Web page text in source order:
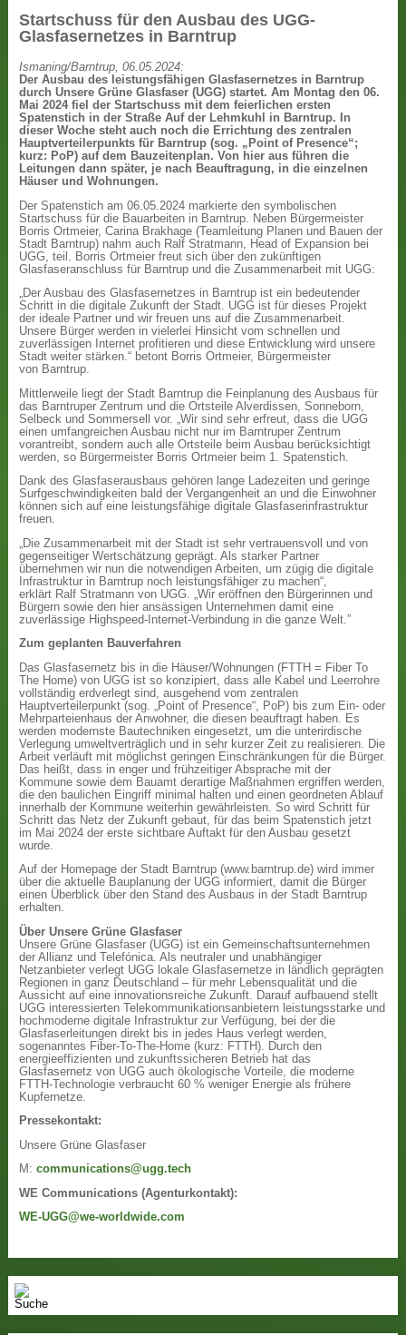
Startschuss für den Ausbau des UGG-
Glasfasernetzes in Barntrup
Ismaning/Barntrup, 06.05.2024:
Der Ausbau des leistungsfähigen Glasfasernetzes in Barntrup
durch Unsere Grüne Glasfaser (UGG) startet. Am Montag den 06.
Mai 2024 fiel der Startschuss mit dem feierlichen ersten
Spatenstich in der Straße Auf der Lehmkuhl in Barntrup. In
dieser Woche steht auch noch die Errichtung des zentralen
Hauptverteilerpunkts für Barntrup (sog. „Point of Presence“;
kurz: PoP) auf dem Bauzeitenplan. Von hier aus führen die
Leitungen dann später, je nach Beauftragung, in die einzelnen
Häuser und Wohnungen.
Der Spatenstich am 06.05.2024 markierte den symbolischen
Startschuss für die Bauarbeiten in Barntrup. Neben Bürgermeister
Borris Ortmeier, Carina Brakhage (Teamleitung Planen und Bauen der
Stadt Barntrup) nahm auch Ralf Stratmann, Head of Expansion bei
UGG, teil. Borris Ortmeier freut sich über den zukünftigen
Glasfaseranschluss für Barntrup und die Zusammenarbeit mit UGG:
„Der Ausbau des Glasfasernetzes in Barntrup ist ein bedeutender
Schritt in die digitale Zukunft der Stadt. UGG ist für dieses Projekt
der ideale Partner und wir freuen uns auf die Zusammenarbeit.
Unsere Bürger werden in vielerlei Hinsicht vom schnellen und
zuverlässigen Internet profitieren und diese Entwicklung wird unsere
Stadt weiter stärken.“ betont Borris Ortmeier, Bürgermeister
von Barntrup.
Mittlerweile liegt der Stadt Barntrup die Feinplanung des Ausbaus für
das Barntruper Zentrum und die Ortsteile Alverdissen, Sonneborn,
Selbeck und Sommersell vor. „Wir sind sehr erfreut, dass die UGG
einen umfangreichen Ausbau nicht nur im Barntruper Zentrum
vorantreibt, sondern auch alle Ortsteile beim Ausbau berücksichtigt
werden, so Bürgermeister Borris Ortmeier beim 1. Spatenstich.
Dank des Glasfaserausbaus gehören lange Ladezeiten und geringe
Surfgeschwindigkeiten bald der Vergangenheit an und die Einwohner
können sich auf eine leistungsfähige digitale Glasfaserinfrastruktur
freuen.
„Die Zusammenarbeit mit der Stadt ist sehr vertrauensvoll und von
gegenseitiger Wertschätzung geprägt. Als starker Partner
übernehmen wir nun die notwendigen Arbeiten, um zügig die digitale
Infrastruktur in Barntrup noch leistungsfähiger zu machen“,
erklärt Ralf Stratmann von UGG. „Wir eröffnen den Bürgerinnen und
Bürgern sowie den hier ansässigen Unternehmen damit eine
zuverlässige Highspeed-Internet-Verbindung in die ganze Welt.”
Zum geplanten Bauverfahren
Das Glasfasernetz bis in die Häuser/Wohnungen (FTTH = Fiber To
The Home) von UGG ist so konzipiert, dass alle Kabel und Leerrohre
vollständig erdverlegt sind, ausgehend vom zentralen
Hauptverteilerpunkt (sog. „Point of Presence“, PoP) bis zum Ein- oder
Mehrparteienhaus der Anwohner, die diesen beauftragt haben. Es
werden modernste Bautechniken eingesetzt, um die unterirdische
Verlegung umweltverträglich und in sehr kurzer Zeit zu realisieren. Die
Arbeit verläuft mit möglichst geringen Einschränkungen für die Bürger.
Das heißt, dass in enger und frühzeitiger Absprache mit der
Kommune sowie dem Bauamt derartige Maßnahmen ergriffen werden,
die den baulichen Eingriff minimal halten und einen geordneten Ablauf
innerhalb der Kommune weiterhin gewährleisten. So wird Schritt für
Schritt das Netz der Zukunft gebaut, für das beim Spatenstich jetzt
im Mai 2024 der erste sichtbare Auftakt für den Ausbau gesetzt
wurde.
Auf der Homepage der Stadt Barntrup (www.barntrup.de) wird immer
über die aktuelle Bauplanung der UGG informiert, damit die Bürger
einen Überblick über den Stand des Ausbaus in der Stadt Barntrup
erhalten.
Über Unsere Grüne Glasfaser
Unsere Grüne Glasfaser (UGG) ist ein Gemeinschaftsunternehmen
der Allianz und Telefónica. Als neutraler und unabhängiger
Netzanbieter verlegt UGG lokale Glasfasernetze in ländlich geprägten
Regionen in ganz Deutschland – für mehr Lebensqualität und die
Aussicht auf eine innovationsreiche Zukunft. Darauf aufbauend stellt
UGG interessierten Telekommunikationsanbietern leistungsstarke und
hochmoderne digitale Infrastruktur zur Verfügung, bei der die
Glasfaserleitungen direkt bis in jedes Haus verlegt werden,
sogenanntes Fiber-To-The-Home (kurz: FTTH). Durch den
energieeffizienten und zukunftssicheren Betrieb hat das
Glasfasernetz von UGG auch ökologische Vorteile, die moderne
FTTH-Technologie verbraucht 60 % weniger Energie als frühere
Kupfernetze.
Pressekontakt:
Unsere Grüne Glasfaser
M:communications@ugg.tech
WE Communications (Agenturkontakt):
WE-UGG@we-worldwide.com